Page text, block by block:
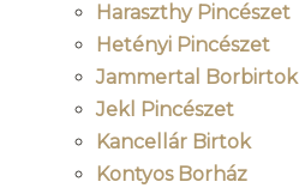
Haraszthy Pincészet
Hetényi Pincészet
Jammertal Borbirtok
Jekl Pincészet
Kancellár Birtok
Kontyos Borház